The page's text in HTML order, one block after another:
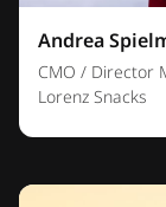
Andrea
CMO / Director
Lorenz Snacks